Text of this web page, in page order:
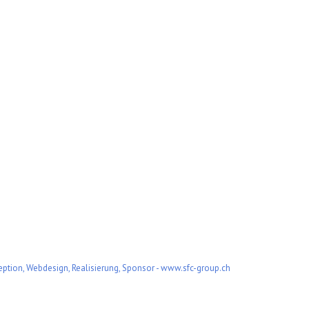
Webdesign, Realisierung, Sponsor - www.sfc-group.ch